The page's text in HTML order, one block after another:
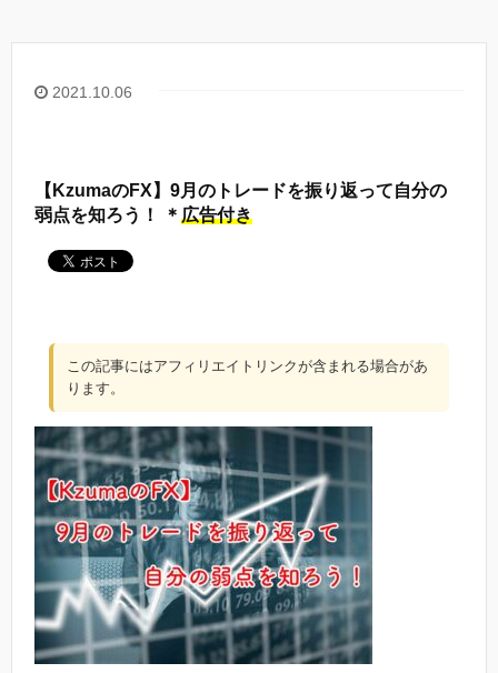
2021.10.06
【KzumaのFX】9月のトレードを振り返って自分の
弱点を知ろう！ ＊ 広告付き
この記事にはアフィリエイトリンクが含まれる場合があ
ります。